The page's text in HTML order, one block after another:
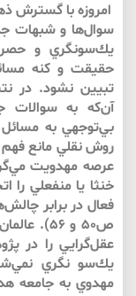
امروزه با گسترش
سوال‌‌ها و شبهات
يك‌‌سونگري و
حقيقت و كنه
تبيين نشود. در
آن‌كه به سوالات
بي‌‌توجهي به
روش نقلي مانع
عرصه مهدويت
خنثا يا منفعلي را
ص۵۰ و
عقل‌‌گرايي را در
يك‌‌سو نگري
مهدوي به جامعه